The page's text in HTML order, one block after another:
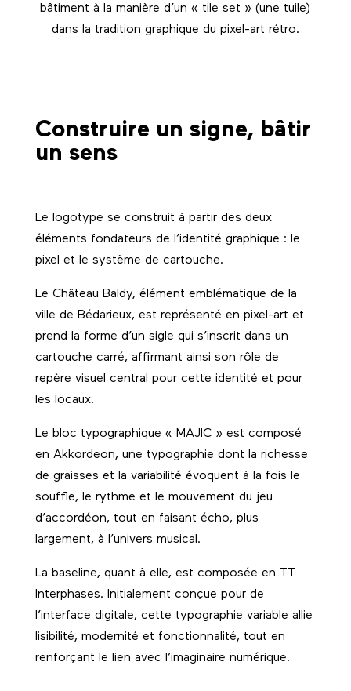
bâtiment à la manière d’un « tile set » (une tuile)
dans la tradition graphique du pixel-art rétro.
Construire un signe, bâtir
un sens
Le logotype se construit à partir des deux
éléments fondateurs de l’identité graphique : le
pixel et le système de cartouche.
Le Château Baldy, élément emblématique de la
ville de Bédarieux, est représenté en pixel-art et
prend la forme d’un sigle qui s’inscrit dans un
cartouche carré, affirmant ainsi son rôle de
repère visuel central pour cette identité et pour
les locaux.
Le bloc typographique « MAJIC » est composé
en Akkordeon, une typographie dont la richesse
de graisses et la variabilité évoquent à la fois le
souffle, le rythme et le mouvement du jeu
d’accordéon, tout en faisant écho, plus
largement, à l’univers musical.
La baseline, quant à elle, est composée en TT
Interphases. Initialement conçue pour de
l’interface digitale, cette typographie variable allie
lisibilité, modernité et fonctionnalité, tout en
renforçant le lien avec l’imaginaire numérique.